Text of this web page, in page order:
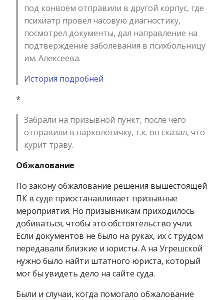
под конвоем отправили в другой корпус, где
психиатр провел часовую диагностику,
посмотрел документы, дал направление на
подтверждение заболевания в психбольницу
им. Алексеева.
История подробней
*
Забрали на призывной пункт, после чего
отправили в наркологичку, т.к. он сказал, что
курит траву.
Обжалование
По закону обжалование решения вышестоящей
ПК в суде приостанавливает призывные
мероприятия. Но призывникам приходилось
добиваться, чтобы это обстоятельство учли.
Если документов не было на руках, их с трудом
передавали близкие и юристы. А на Угрешской
нужно было найти штатного юриста, который
мог бы увидеть дело на сайте суда.
Были и случаи, когда помогало обжалование